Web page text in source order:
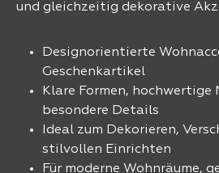
und gleichzeitig dekorative
Designorientierte
Geschenkartikel
Klare Formen, hochwertige
besondere Details
Ideal zum Dekorieren,
stilvollen Einrichten
Für moderne Wohnräume,